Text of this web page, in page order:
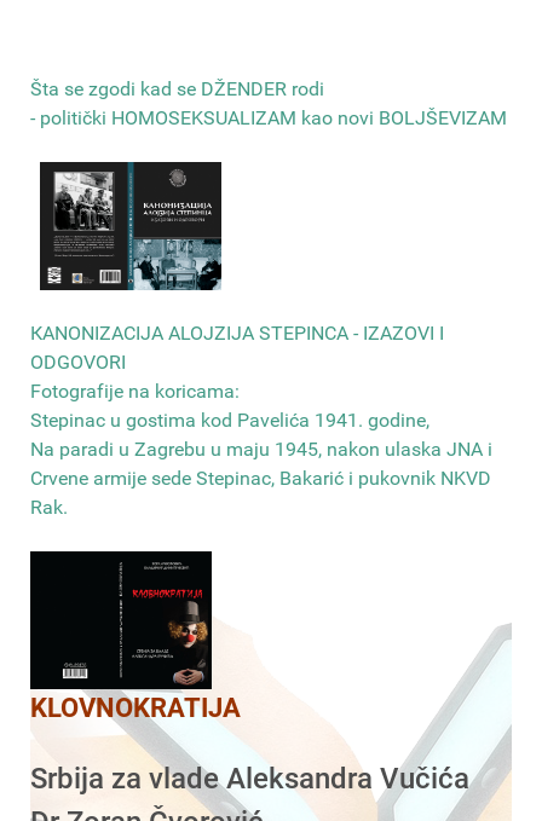
Šta se zgodi kad se DŽENDER rodi
- politički HOMOSEKSUALIZAM kao novi BOLJŠEVIZAM
КANONIZACIJA ALOJZIJA STEPINCA - IZAZOVI I
ODGOVORI
Fotografije na koricama:
Stepinac u gostima kod Pavelića 1941. godine,
Na paradi u Zagrebu u maju 1945, nakon ulaska JNA i
Crvene armije sede Stepinac, Bakarić i pukovnik NKVD
Rak.
KLOVNOKRATIJA
Srbija za vlade Aleksandra Vučića